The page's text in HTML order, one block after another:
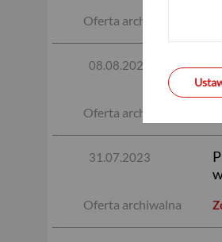
Oferta archiwalna
08.08.2023
Oferta archiwalna
31.07.2023
Oferta archiwalna